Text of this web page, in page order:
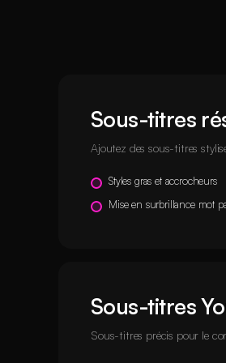
Sous-titres
Ajoutez des sous-titres
Styles gras et accrocheurs
Mise en surbrillance mot
Sous-titres
Sous-titres précis pour le